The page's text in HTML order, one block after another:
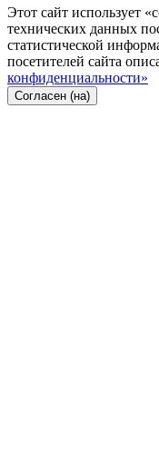
Этот сайт использует
технических данных
статистической
посетителей сайта
конфиденциальности»
Согласен (на)